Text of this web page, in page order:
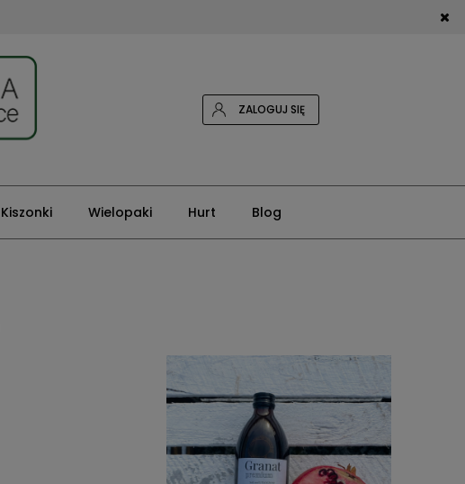
ZALOGUJ SIĘ
Kiszonki Wielopaki Hurt Blog